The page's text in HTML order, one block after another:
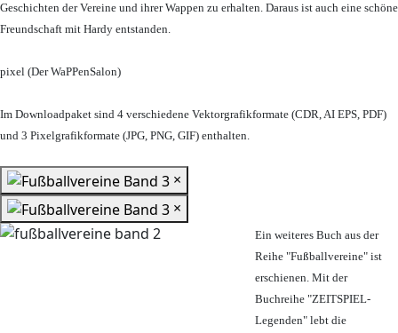
Geschichten der Vereine und ihrer Wappen zu erhalten. Daraus ist auch eine schöne
Freundschaft mit Hardy entstanden.
pixel (Der WaPPenSalon)
Im Downloadpaket sind 4 verschiedene Vektorgrafikformate (CDR, AI EPS, PDF)
und 3 Pixelgrafikformate (JPG, PNG, GIF) enthalten.
×
×
Ein weiteres Buch aus der
Reihe "Fußballvereine" ist
erschienen. Mit der
Buchreihe "ZEITSPIEL-
Legenden" lebt die